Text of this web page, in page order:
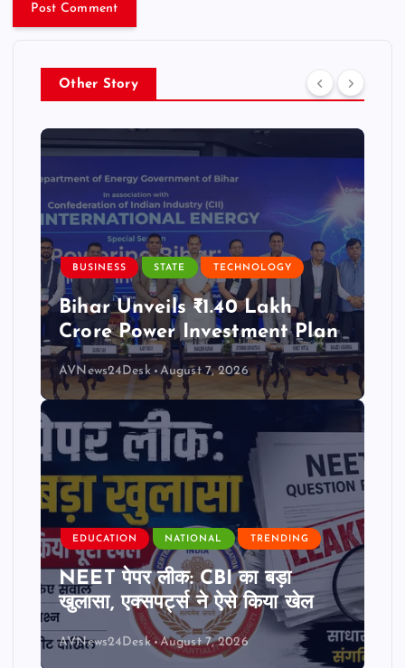
Other Story
BUSINESS STATE TECHNOLOGY
Bihar Unveils ₹1.40 Lakh
Crore Power Investment Plan
AVNews24Desk August 7, 2026
EDUCATION NATIONAL TRENDING
NEET पेपर लीक: CBI का बड़ा
खुलासा, एक्सपर्ट्स ने ऐसे किया खेल
AVNews24Desk August 7, 2026